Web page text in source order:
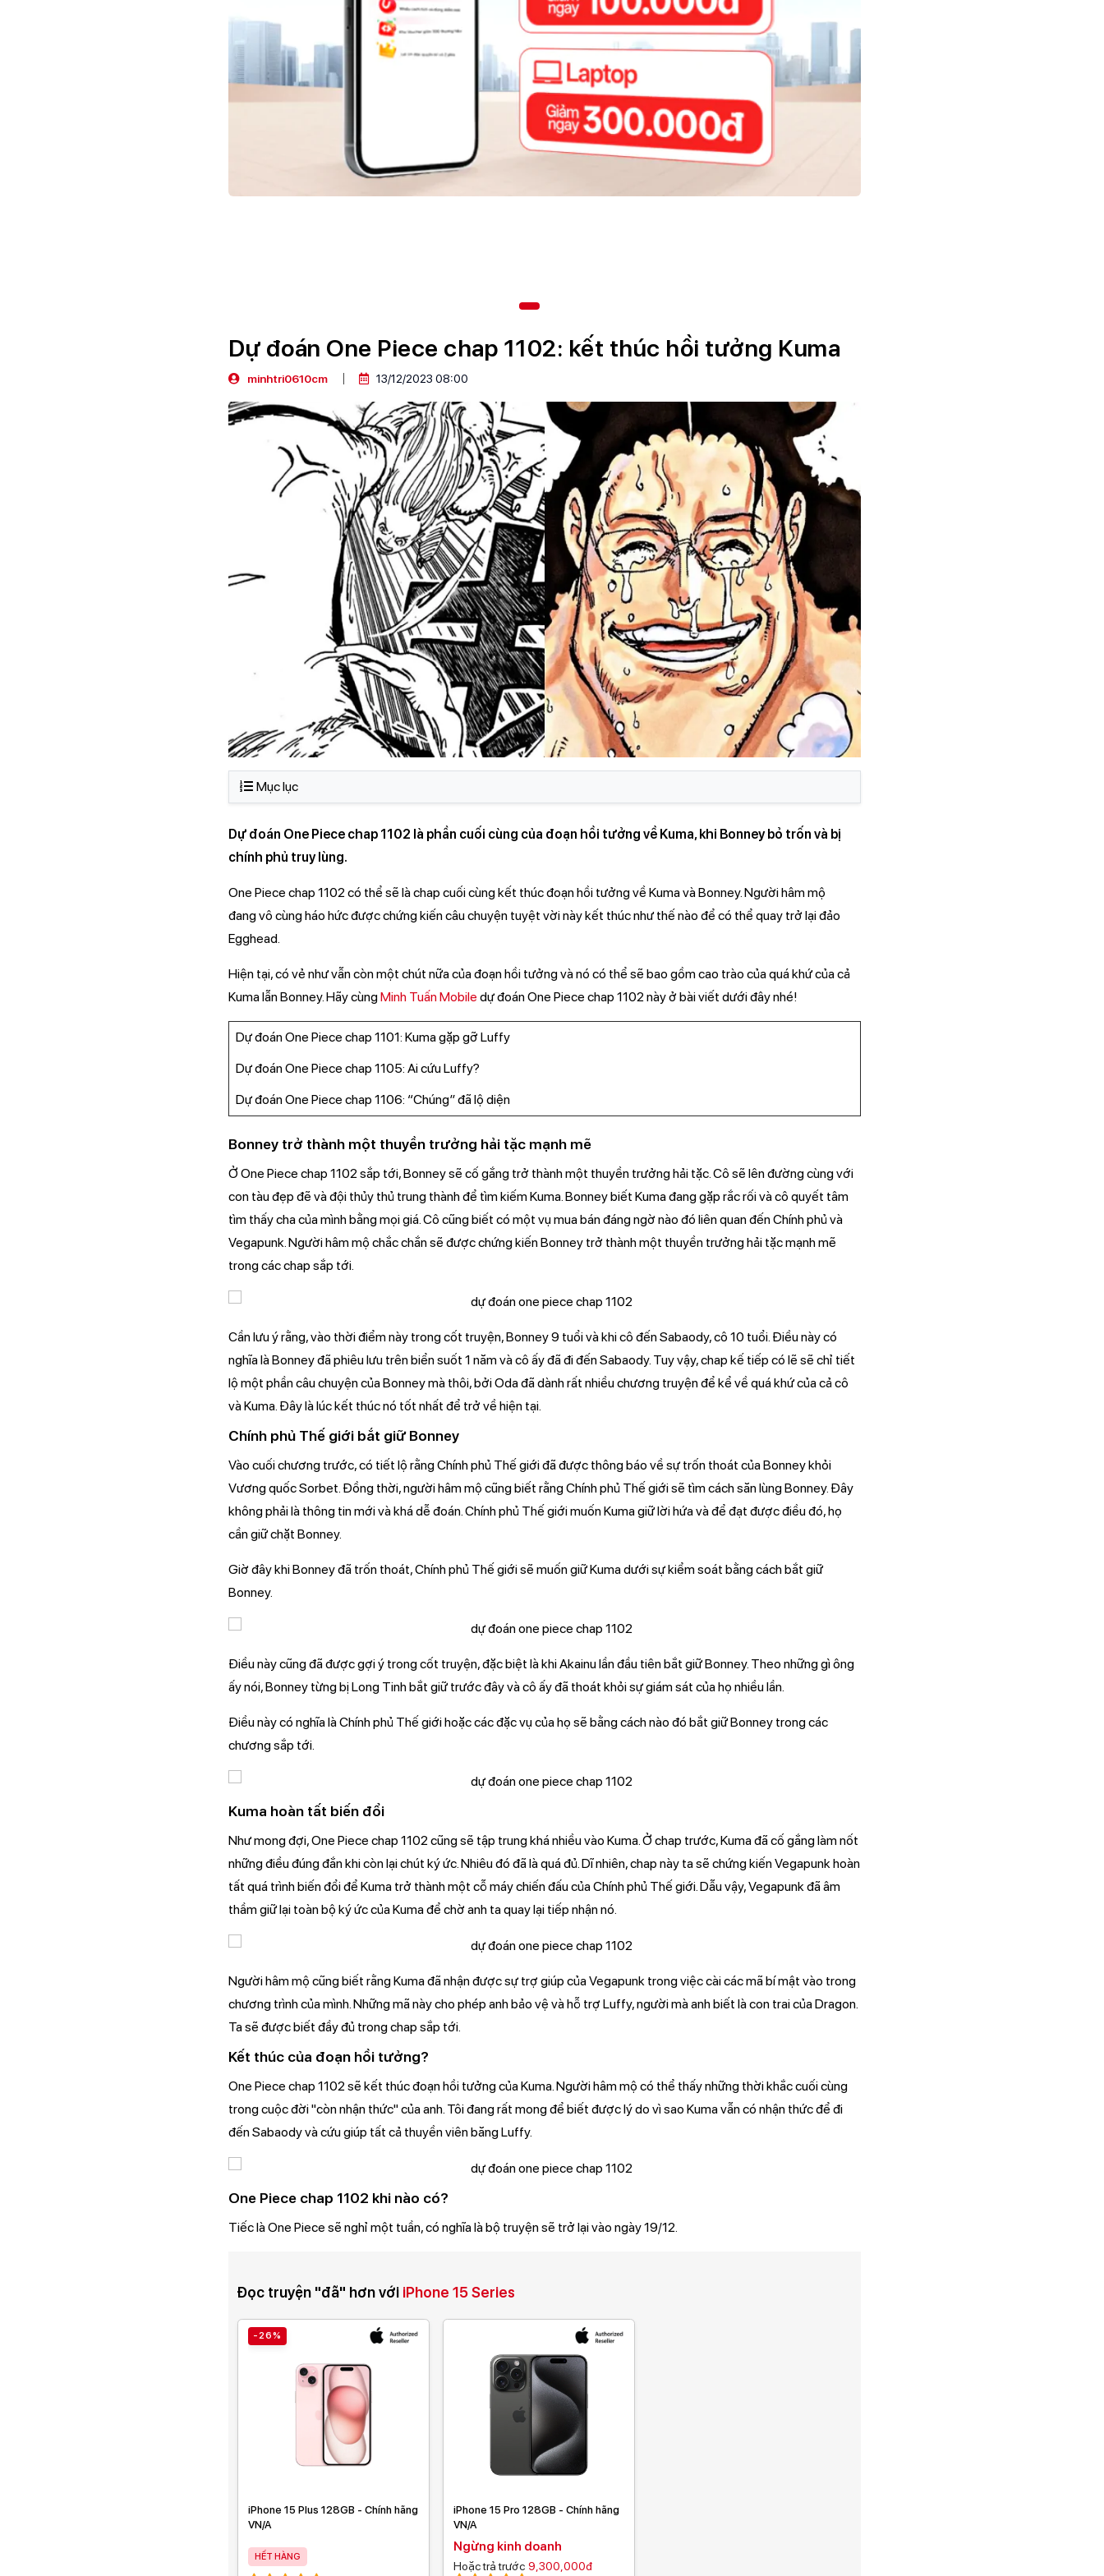
Dự đoán One Piece chap 1102: kết thúc hồi tưởng Kuma
minhtri0610cm 13/12/2023 08:00
Mục lục
Dự đoán One Piece chap 1102 là phần cuối cùng của đoạn hồi tưởng về Kuma, khi Bonney bỏ trốn và bị
chính phủ truy lùng.
One Piece chap 1102 có thể sẽ là chap cuối cùng kết thúc đoạn hồi tưởng về Kuma và Bonney. Người hâm mộ
đang vô cùng háo hức được chứng kiến câu chuyện tuyệt vời này kết thúc như thế nào để có thể quay trở lại đảo
Egghead.
Hiện tại, có vẻ như vẫn còn một chút nữa của đoạn hồi tưởng và nó có thể sẽ bao gồm cao trào của quá khứ của cả
Kuma lẫn Bonney. Hãy cùngMinh Tuấn Mobile dự đoán One Piece chap 1102 này ở bài viết dưới đây nhé!
Dự đoán One Piece chap 1101: Kuma gặp gỡ Luffy
Dự đoán One Piece chap 1105: Ai cứu Luffy?
Dự đoán One Piece chap 1106: “Chúng” đã lộ diện
Bonney trở thành một thuyền trưởng hải tặc mạnh mẽ
Ở One Piece chap 1102 sắp tới, Bonney sẽ cố gắng trở thành một thuyền trưởng hải tặc. Cô sẽ lên đường cùng với
con tàu đẹp đẽ và đội thủy thủ trung thành để tìm kiếm Kuma. Bonney biết Kuma đang gặp rắc rối và cô quyết tâm
tìm thấy cha của mình bằng mọi giá. Cô cũng biết có một vụ mua bán đáng ngờ nào đó liên quan đến Chính phủ và
Vegapunk. Người hâm mộ chắc chắn sẽ được chứng kiến ​​Bonney trở thành một thuyền trưởng hải tặc mạnh mẽ
trong các chap sắp tới.
Cần lưu ý rằng, vào thời điểm này trong cốt truyện, Bonney 9 tuổi và khi cô đến Sabaody, cô 10 tuổi. Điều này có
nghĩa là Bonney đã phiêu lưu trên biển suốt 1 năm và cô ấy đã đi đến Sabaody. Tuy vậy, chap kế tiếp có lẽ sẽ chỉ tiết
lộ một phần câu chuyện của Bonney mà thôi, bởi Oda đã dành rất nhiều chương truyện để kể về quá khứ của cả cô
và Kuma. Đây là lúc kết thúc nó tốt nhất để trở về hiện tại.
Chính phủ Thế giới bắt giữ Bonney
Vào cuối chương trước, có tiết lộ rằng Chính phủ Thế giới đã được thông báo về sự trốn thoát của Bonney khỏi
Vương quốc Sorbet. Đồng thời, người hâm mộ cũng biết rằng Chính phủ Thế giới sẽ tìm cách săn lùng Bonney. Đây
không phải là thông tin mới và khá dễ đoán. Chính phủ Thế giới muốn Kuma giữ lời hứa và để đạt được điều đó, họ
cần giữ chặt Bonney.
Giờ đây khi Bonney đã trốn thoát, Chính phủ Thế giới sẽ muốn giữ Kuma dưới sự kiểm soát bằng cách bắt giữ
Bonney.
Điều này cũng đã được gợi ý trong cốt truyện, đặc biệt là khi Akainu lần đầu tiên bắt giữ Bonney. Theo những gì ông
ấy nói, Bonney từng bị Long Tinh bắt giữ trước đây và cô ấy đã thoát khỏi sự giám sát của họ nhiều lần.
Điều này có nghĩa là Chính phủ Thế giới hoặc các đặc vụ của họ sẽ bằng cách nào đó bắt giữ Bonney trong các
chương sắp tới.
Kuma hoàn tất biến đổi
Như mong đợi, One Piece chap 1102 cũng sẽ tập trung khá nhiều vào Kuma. Ở chap trước, Kuma đã cố gắng làm nốt
những điều đúng đắn khi còn lại chút ký ức. Nhiêu đó đã là quá đủ. Dĩ nhiên, chap này ta sẽ chứng kiến Vegapunk hoàn
tất quá trình biến đổi để Kuma trở thành một cỗ máy chiến đấu của Chính phủ Thế giới. Dẫu vậy, Vegapunk đã âm
thầm giữ lại toàn bộ ký ức của Kuma để chờ anh ta quay lại tiếp nhận nó.
Người hâm mộ cũng biết rằng Kuma đã nhận được sự trợ giúp của Vegapunk trong việc cài các mã bí mật vào trong
chương trình của mình. Những mã này cho phép anh bảo vệ và hỗ trợ Luffy, người mà anh biết là con trai của Dragon.
Ta sẽ được biết đầy đủ trong chap sắp tới.
Kết thúc của đoạn hồi tưởng?
One Piece chap 1102 sẽ kết thúc đoạn hồi tưởng của Kuma. Người hâm mộ có thể thấy những thời khắc cuối cùng
trong cuộc đời "còn nhận thức" của anh. Tôi đang rất mong để biết được lý do vì sao Kuma vẫn có nhận thức để đi
đến Sabaody và cứu giúp tất cả thuyền viên băng Luffy.
One Piece chap 1102 khi nào có?
Tiếc là One Piece sẽ nghỉ một tuần, có nghĩa là bộ truyện sẽ trở lại vào ngày 19/12.
Đọc truyện "đã" hơn với iPhone 15 Series
-26%
iPhone 15 Plus 128GB - Chính hãng
VN/A
HẾT HÀNG
iPhone 15 Pro 128GB - Chính hãng
VN/A
Ngừng kinh doanh
Hoặc trả trước 9,300,000đ